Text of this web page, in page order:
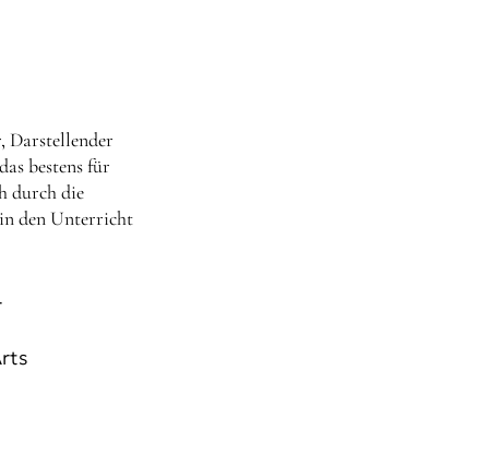
Darstellender
bestens für
durch die
den Unterricht